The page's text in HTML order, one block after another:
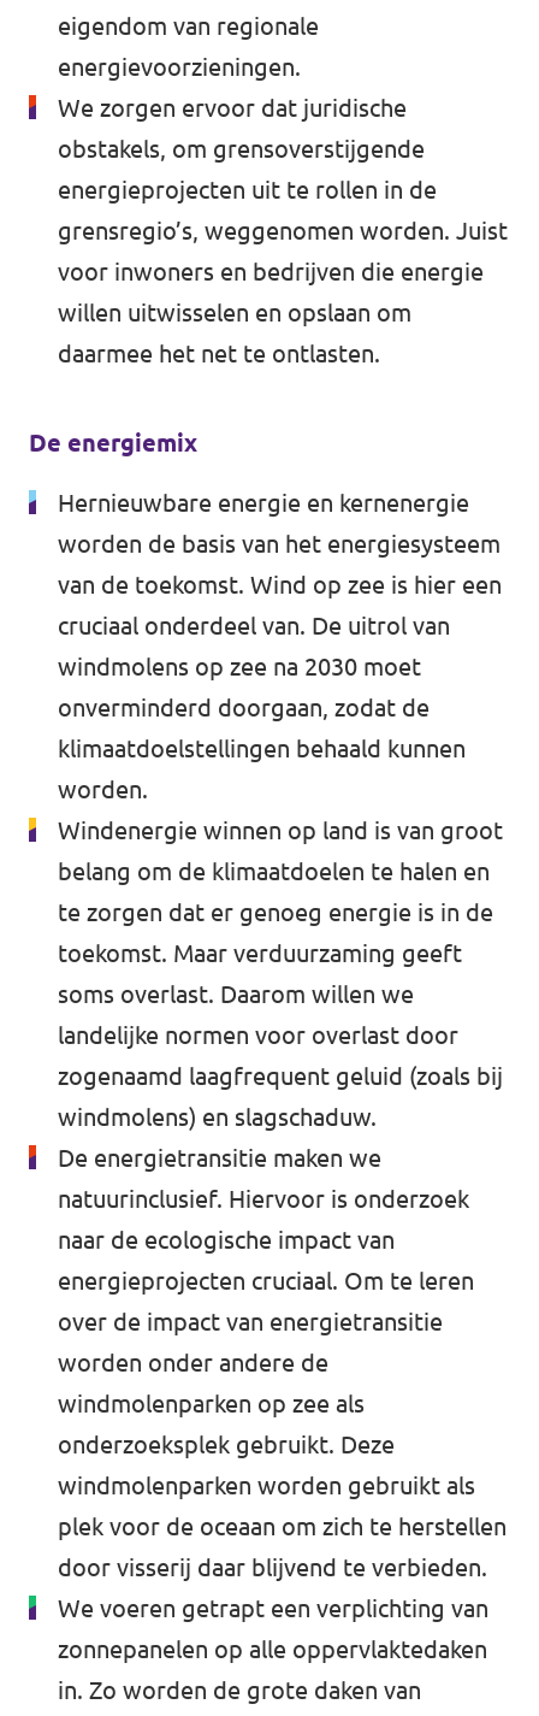
eigendom van regionale
energievoorzieningen.
We zorgen ervoor dat juridische
obstakels, om grensoverstijgende
energieprojecten uit te rollen in de
grensregio’s, weggenomen worden. Juist
voor inwoners en bedrijven die energie
willen uitwisselen en opslaan om
daarmee het net te ontlasten.
De energiemix
Hernieuwbare energie en kernenergie
worden de basis van het energiesysteem
van de toekomst. Wind op zee is hier een
cruciaal onderdeel van. De uitrol van
windmolens op zee na 2030 moet
onverminderd doorgaan, zodat de
klimaatdoelstellingen behaald kunnen
worden.
Windenergie winnen op land is van groot
belang om de klimaatdoelen te halen en
te zorgen dat er genoeg energie is in de
toekomst. Maar verduurzaming geeft
soms overlast. Daarom willen we
landelijke normen voor overlast door
zogenaamd laagfrequent geluid (zoals bij
windmolens) en slagschaduw.
De energietransitie maken we
natuurinclusief. Hiervoor is onderzoek
naar de ecologische impact van
energieprojecten cruciaal. Om te leren
over de impact van energietransitie
worden onder andere de
windmolenparken op zee als
onderzoeksplek gebruikt. Deze
windmolenparken worden gebruikt als
plek voor de oceaan om zich te herstellen
door visserij daar blijvend te verbieden.
We voeren getrapt een verplichting van
zonnepanelen op alle oppervlaktedaken
in. Zo worden de grote daken van